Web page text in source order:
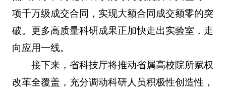
项千万级成交合同，实现大额合同成交额零的突
破。更多高质量科研成果正加快走出实验室，走
向应用一线。
接下来，省科技厅将推动省属高校院所赋权
改革全覆盖，充分调动科研人员积极性创造性，